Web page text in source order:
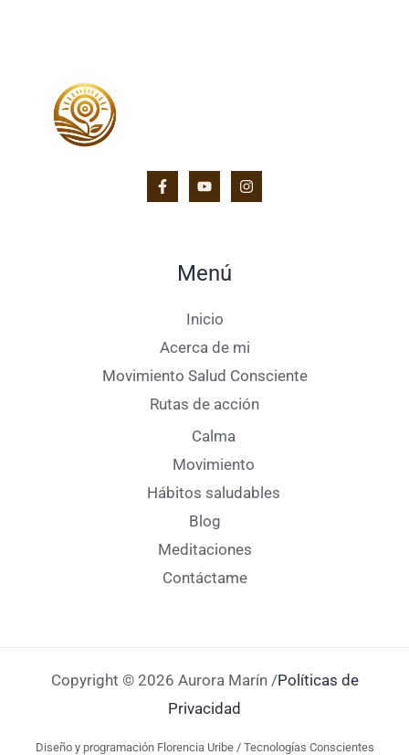
Menú
Inicio
Acerca de mi
Movimiento Salud Consciente
Rutas de acción
Calma
Movimiento
Hábitos saludables
Blog
Meditaciones
Contáctame
Copyright © 2026 Aurora Marín /Políticas de
Privacidad
Diseño y programación Florencia Uribe / Tecnologías Conscientes